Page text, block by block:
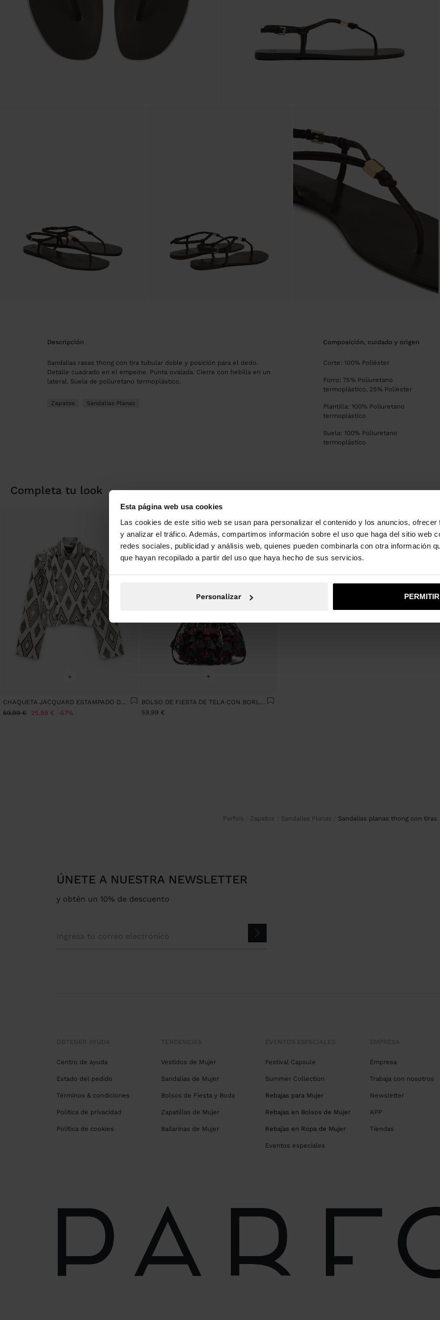
Esta página web usa cookies
Las cookies de este sitio web se usan para personalizar el contenido y los anuncios,
y analizar el tráfico. Además, compartimos información sobre el uso que haga del sitio web
redes sociales, publicidad y análisis web, quienes pueden combinarla con otra información
que hayan recopilado a partir del uso que haya hecho de sus servicios.
Personalizar
descripción
Sandalias rasas thong con tira tubular doble y posición para el dedo.
Detalle cuadrado en el empeine. Punta ovalada. Cierre con hebilla en un
lateral. Suela de poliuretano termoplástico.
Zapatos Sandalias Planas
composición, cuidado y origen
Corte: 100% Poliéster
Forro: 75% Poliuretano
termoplástico, 25% Poliéster
Plantilla: 100% Poliuretano
termoplástico
Suela: 100% Poliuretano
termoplástico
completa tu look
+
CHAQUETA JACQUARD ESTAMPADO DE ROMBOS
59,99 € 25,99 € 57%
+
BOLSO DE FIESTA DE TELA CON BORLAS
59,99 €
Parfois Zapatos Sandalias Planas sandalias planas thong con tiras
ÚNETE A NUESTRA NEWSLETTER
y obtén un 10% de descuento
Centro de ayuda
Estado del pedido
Términos & condiciones
Política de privacidad
Política de cookies
Vestidos de Mujer
Sandalias de Mujer
Bolsos de Fiesta y Boda
Zapatillas de Mujer
Bailarinas de Mujer
Festival Capsule
Summer Collection
Rebajas para Mujer
Rebajas en Bolsos de Mujer
Rebajas en Ropa de Mujer
Eventos especiales
Empresa
Trabaja con nosotros
Newsletter
APP
Tiendas